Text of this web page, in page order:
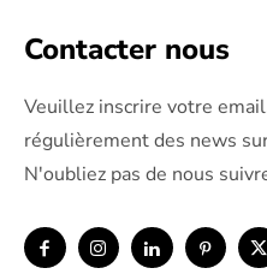
Contacter nous
Veuillez inscrire votre
régulièrement des news
N'oubliez pas de nous